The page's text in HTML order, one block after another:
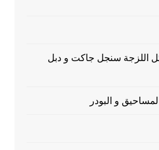
اللزجة سنجل جاكت و دبل
و البودر